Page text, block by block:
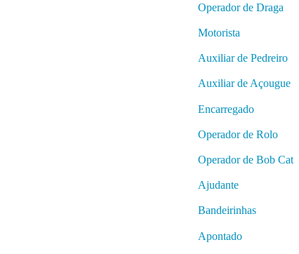
Operador de Draga
Motorista
Auxiliar de Pedreiro
Auxiliar de Açougue
Encarregado
Operador de Rolo
Operador de Bob Cat
Ajudante
Bandeirinhas
Apontado